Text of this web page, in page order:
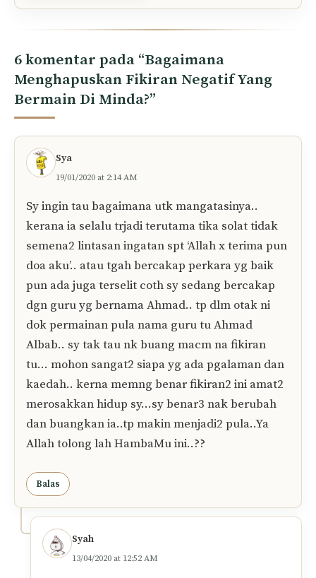
6 komentar pada “Bagaimana
Menghapuskan Fikiran Negatif Yang
Bermain Di Minda?”
Sya
19/01/2020 at 2:14 AM
Sy ingin tau bagaimana utk mangatasinya..
kerana ia selalu trjadi terutama tika solat tidak
semena2 lintasan ingatan spt ‘Allah x terima pun
doa aku’.. atau tgah bercakap perkara yg baik
pun ada juga terselit coth sy sedang bercakap
dgn guru yg bernama Ahmad.. tp dlm otak ni
dok permainan pula nama guru tu Ahmad
Albab.. sy tak tau nk buang macm na fikiran
tu… mohon sangat2 siapa yg ada pgalaman dan
kaedah.. kerna memng benar fikiran2 ini amat2
merosakkan hidup sy…sy benar3 nak berubah
dan buangkan ia..tp makin menjadi2 pula..Ya
Allah tolong lah HambaMu ini..??
Balas
Syah
13/04/2020 at 12:52 AM